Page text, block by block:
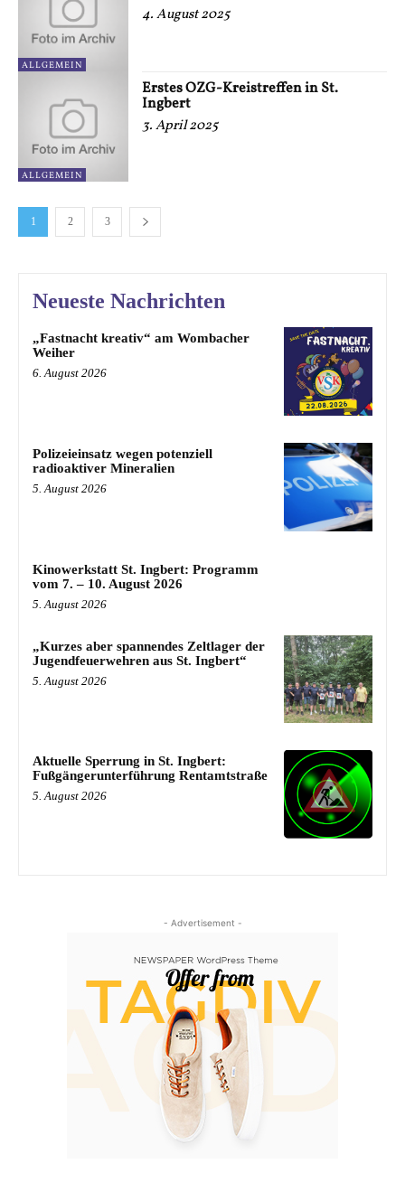
ALLGEMEIN
4. August 2025
ALLGEMEIN
Erstes OZG-Kreistreffen in St.
Ingbert
3. April 2025
1 2 3
Neueste Nachrichten
„Fastnacht kreativ“ am Wombacher
Weiher
6. August 2026
Polizeieinsatz wegen potenziell
radioaktiver Mineralien
5. August 2026
Kinowerkstatt St. Ingbert: Programm
vom 7. – 10. August 2026
5. August 2026
„Kurzes aber spannendes Zeltlager der
Jugendfeuerwehren aus St. Ingbert“
5. August 2026
Aktuelle Sperrung in St. Ingbert:
Fußgängerunterführung Rentamtstraße
5. August 2026
- Advertisement -